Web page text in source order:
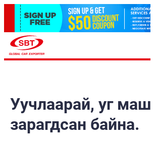
Уучлаарай, уг
зарагдсан байна.